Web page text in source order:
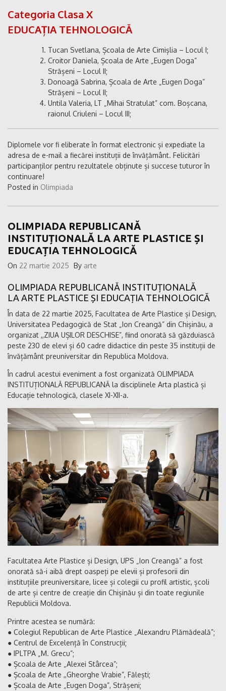
Categoria Clasa X
EDUCAȚIA TEHNOLOGICĂ
Tucan Svetlana, Școala de Arte Cimișlia – Locul I;
Croitor Daniela, Școala de Arte „Eugen Doga”
Strășeni – Locul II;
Donoagă Sabrina, Școala de Arte „Eugen Doga”
Strășeni – Locul II;
Untila Valeria, LT „Mihai Stratulat” com. Boșcana,
raionul Criuleni – Locul III;
Diplomele vor fi eliberate în format electronic și expediate la
adresa de e-mail a fiecărei instituții de învățământ. Felicitări
participanților pentru rezultatele obținute și succese tuturor în
continuare!
Posted in Olimpiada
OLIMPIADA REPUBLICANĂ
INSTITUȚIONALĂ LA ARTE PLASTICE ȘI
EDUCAȚIA TEHNOLOGICĂ
On 22 martie 2025 By arte
OLIMPIADA REPUBLICANĂ INSTITUȚIONALĂ
LA ARTE PLASTICE ȘI EDUCAȚIA TEHNOLOGICĂ
În data de 22 martie 2025, Facultatea de Arte Plastice și Design,
Universitatea Pedagogică de Stat „Ion Creangă” din Chișinău, a
organizat ,,ZIUA UȘILOR DESCHISE”, fiind onorată să găzduiască
peste 230 de elevi și 60 cadre didactice din peste 35 instituții de
învățământ preuniversitar din Republica Moldova.
În cadrul acestui eveniment a fost organizată OLIMPIADA
INSTITUȚIONALĂ REPUBLICANĂ la disciplinele Arta plastică și
Educație tehnologică, clasele XI-XII-a.
Facultatea Arte Plastice și Design, UPS „Ion Creangă” a fost
onorată să-i aibă drept oaspeți pe elevii și profesorii din
instituțiile preuniversitare, licee și colegii cu profil artistic, școli
de arte și centre de creație din Chișinău și din toate regiunile
Republicii Moldova.
Printre acestea se numără:
● Colegiul Republican de Arte Plastice „Alexandru Plămădeală”;
● Centrul de Excelență în Construcții;
● IPLTPA „M. Grecu”;
● Școala de Arte „Alexei Stârcea”;
● Școala de Arte ,,Gheorghe Vrabie”, Fălești;
● Școala de Arte „Eugen Doga”, Strășeni;